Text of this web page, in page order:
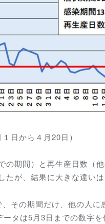
日から４月20日）
期間）と再生産日数（
が、結果に大きな違いは
その期間だけ、他の人
タは5月3日までの数字